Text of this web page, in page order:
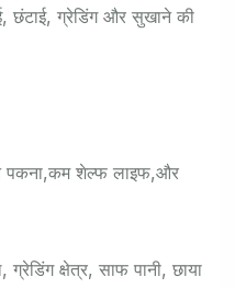
छंटाई, ग्रेडिंग और सुखाने की
पकना,कम शेल्फ लाइफ,और
क्षेत्र, साफ पानी, छाया